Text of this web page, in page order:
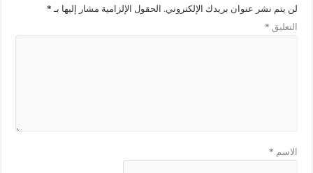
لن يتم نشر عنوان بريدك الإلكتروني. الحقول الإلزامية مشار إليها بـ *
التعليق *
الاسم *